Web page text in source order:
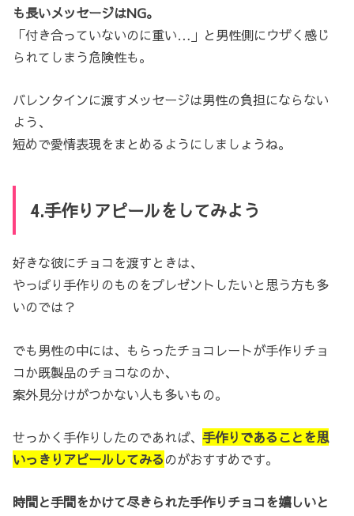
も長いメッセージはNG。
「付き合っていないのに重い…」と男性側にウザく感じ
られてしまう危険性も。
バレンタインに渡すメッセージは男性の負担にならない
よう、
短めで愛情表現をまとめるようにしましょうね。
4.手作りアピールをしてみよう
好きな彼にチョコを渡すときは、
やっぱり手作りのものをプレゼントしたいと思う方も多
いのでは？
でも男性の中には、もらったチョコレートが手作りチョ
コか既製品のチョコなのか、
案外見分けがつかない人も多いもの。
せっかく手作りしたのであれば、手作りであることを思
いっきりアピールしてみるのがおすすめです。
時間と手間をかけて尽きられた手作りチョコを嬉しいと